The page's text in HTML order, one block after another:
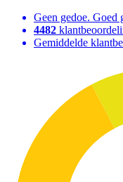
Geen gedoe. Goed
4482
Gemiddelde